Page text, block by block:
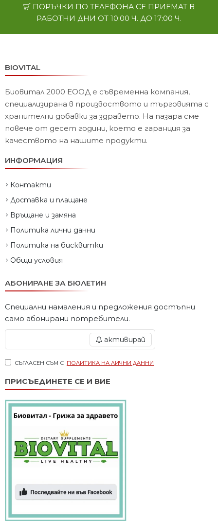
ПОРЪЧКИ ПО ТЕЛЕФОНА СЕ ПРИЕМАТ В
РАБОТНИ ДНИ ОТ 10:00 Ч. ДО 17:00 Ч.
BIOVITAL
Биовитал 2000 ЕООД е съвременна компания,
специализирана в произвоството и търговията с
хранителни добавки за здравето. На пазара сме
повече от десет години, което е гаранция за
качеството на нашите продукти.
ИНФОРМАЦИЯ
Контакти
Доставка и плащане
Връщане и замяна
Политика лични данни
Политика на бисквитки
Общи условия
АБОНИРАНЕ ЗА БЮЛЕТИН
Специални намаления и предложения достъпни
само абонирани потребители.
активирай
СЪГЛАСЕН СЪМ С ПОЛИТИКА НА ЛИЧНИ ДАННИ
ПРИСЪЕДИНЕТЕ СЕ И ВИЕ